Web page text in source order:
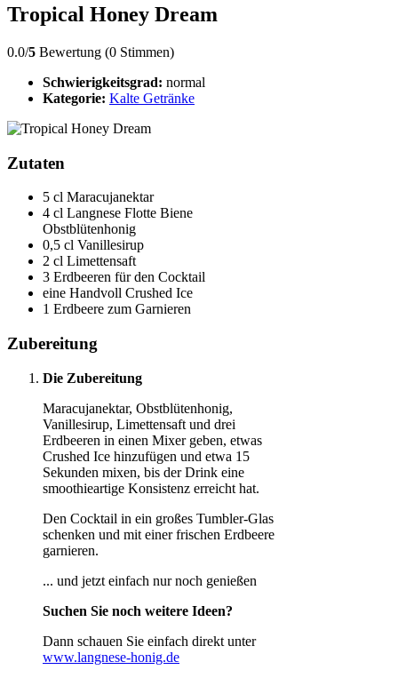
Tropical Honey Dream
0.0/5 Bewertung (0 Stimmen)
Schwierigkeitsgrad: normal
Kategorie: Kalte Getränke
Zutaten
5 cl Maracujanektar
4 cl Langnese Flotte Biene
Obstblütenhonig
0,5 cl Vanillesirup
2 cl Limettensaft
3 Erdbeeren für den Cocktail
eine Handvoll Crushed Ice
1 Erdbeere zum Garnieren
Zubereitung
Die Zubereitung
Maracujanektar, Obstblütenhonig,
Vanillesirup, Limettensaft und drei
Erdbeeren in einen Mixer geben, etwas
Crushed Ice hinzufügen und etwa 15
Sekunden mixen, bis der Drink eine
smoothieartige Konsistenz erreicht hat.
Den Cocktail in ein großes Tumbler-Glas
schenken und mit einer frischen Erdbeere
garnieren.
... und jetzt einfach nur noch genießen
Suchen Sie noch weitere Ideen?
Dann schauen Sie einfach direkt unter
www.langnese-honig.de